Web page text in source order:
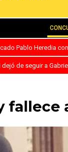
Pablo Heredia
dejó de seguir a